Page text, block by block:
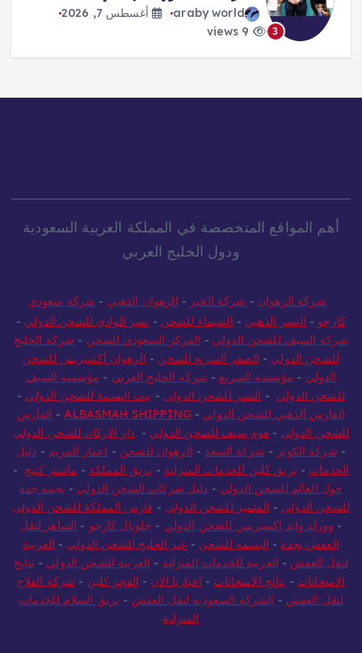
4
araby world
أغسطس 7, 2026
أهم المواقع المتخصصة في المملكة العربية السعودية
ودول الخليج العربي
شركة الرهوان - شركة الخير - الرهوان الذهبي - شركة سعودي
كارجو - النسر الذهبي - الشيماء للشحن - نسر الوادي للشحن الدولي -
شركة السيف للشحن الدولي - المركز السعودي للشحن - شركة الخليج
للشحن الدولي - الصقر السريع للشحن - الرهوان أكسبريس للشحن
الدولي - مؤسسة السريع - شركة الخليج العربي - مؤسسة السيف
للشحن الدولي - النسر للشحن الدولي - بيت البسمة للشحن الدولي -
الفارس الذهبي للشحن الدولي -
ALBASMAH SHIPPING
- الفارس
للشحن الدولي - هوم سيف للشحن الدولي -دار الاركان للشحن الدولي
- شركة الكوثر - شركة السعد - الرهوان للشحن - اعمار المريم - دليل
الخدمات - بريق كلين للخدمات المنزلية - بريق المملكة - ماستر كينج -
حول العالم للشحن الدولي - دليل شركات الشحن الدولي - نجمة جدة
للشحن الدولي - المتميز للشحن الدولي - فارس المملكة للشحن الدولي
- وورلد وايد إكسبريس للشحن الدولي - جلوبال كارجو - الساهر لنقل
العفش بجدة - البسمه للشحن - عبر الخليج للشحن الدولي - العربية
لنقل العفش - العربية للخدمات المنزلية - العربية للشحن الدولي - نتايج
الامتحانات - نتائج الامتحانات - اخبارنا الان - الفجر كلين - شركة الفلاح
لنقل العفش - الشركة السعودية لنقل العفش - بريق السلام للخدمات
المنزلية